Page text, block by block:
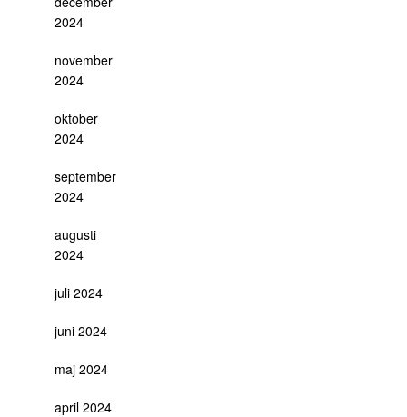
2024
november
2024
oktober
2024
september
2024
augusti
2024
juli 2024
juni 2024
maj 2024
april 2024